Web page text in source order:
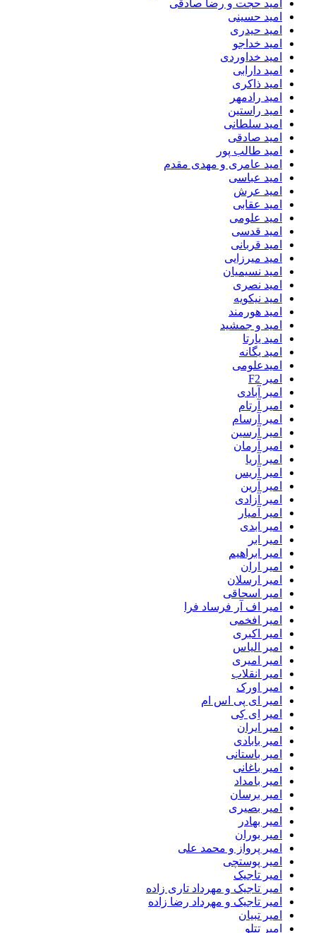
امید حجت و رضا صادقی
امید حسینی
امید حیدری
امید خداجو
امید خداوردی
امید دارابی
امید ذاکری
امید رادمهر
امید راستین
امید سلطانی
امید صادقی
امید طالب پور
امید عامری و مهدی مقدم
امید عباسی
امید عرش
امید عقابی
امید علومی
امید قدسی
امید قربانی
امید میرزایی
امید نسیمیان
امید نصری
امید نیکویه
امید هورمند
امید و جمشید
امید یارتا
امید یگانه
امیدعلومی
امیر F2
امیر آبادی
امیر آرتام
امیر آرسام
امیر آرسین
امیر آرمان
امیر آریا
امیر آریس
امیر آرین
امیر آزادی
امیر آمیار
امیر ابدی
امیر ابر
امیر ابراهیم
امیر اران
امیر ارسلان
امیر اسحاقی
امیر اف آر فرساد فرا
امیر افخمی
امیر اکبری
امیر الیاس
امیر امیری
امیر انقلاب
امیر اورک
امیر ای پی اس ام
امیر اِی کِی
امیر ایران
امیر بابادی
امیر باستانی
امیر باغانی
امیر بامداد
امیر برسان
امیر بصیری
امیر بهادر
امیر بوران
امیر پرواز و محمد علی
امیر پوستچی
امیر تاجیک
امیر تاجیک و مهرداد تاری زاده
امیر تاجیک و مهرداد رضا زاده
امیر تبیان
امیر تتلو